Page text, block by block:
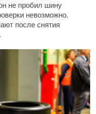
не пробил шину
невозможно.
после снятия